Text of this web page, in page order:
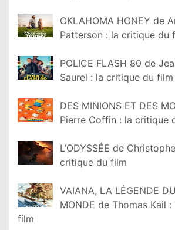
OKLAHOMA HONEY de
Patterson : la critique du
POLICE FLASH 80 de
Saurel : la critique du
DES MINIONS ET DES
Pierre Coffin : la critique
L’ODYSSÉE de
critique du film
VAIANA, LA LÉGENDE
MONDE de Thomas Kail
film